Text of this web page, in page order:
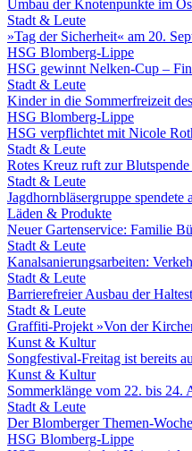
Umbau der Knotenpunkte im
Stadt & Leute
»Tag der Sicherheit« am 20.
HSG Blomberg-Lippe
HSG gewinnt Nelken-Cup –
Stadt & Leute
Kinder in die Sommerfreizeit
HSG Blomberg-Lippe
HSG verpflichtet mit Nicole
Stadt & Leute
Rotes Kreuz ruft zur
Stadt & Leute
Jagdhornbläsergruppe spendete
Läden & Produkte
Neuer Gartenservice: Familie
Stadt & Leute
Kanalsanierungsarbeiten:
Stadt & Leute
Barrierefreier Ausbau der
Stadt & Leute
Graffiti-Projekt »Von der
Kunst & Kultur
Songfestival-Freitag ist bereits
Kunst & Kultur
Sommerklänge vom 22. bis 24.
Stadt & Leute
Der Blomberger Themen-
HSG Blomberg-Lippe